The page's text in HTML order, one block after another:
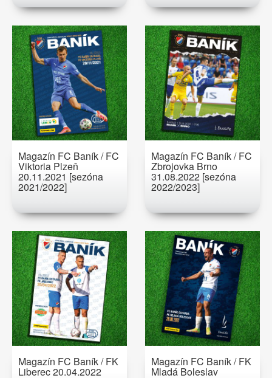
Magazín FC Baník / FC
Viktoria Plzeň
20.11.2021 [sezóna
2021/2022]
Magazín FC Baník / FC
Zbrojovka Brno
31.08.2022 [sezóna
2022/2023]
Magazín FC Baník / FK
Liberec 20.04.2022
Magazín FC Baník / FK
Mladá Boleslav